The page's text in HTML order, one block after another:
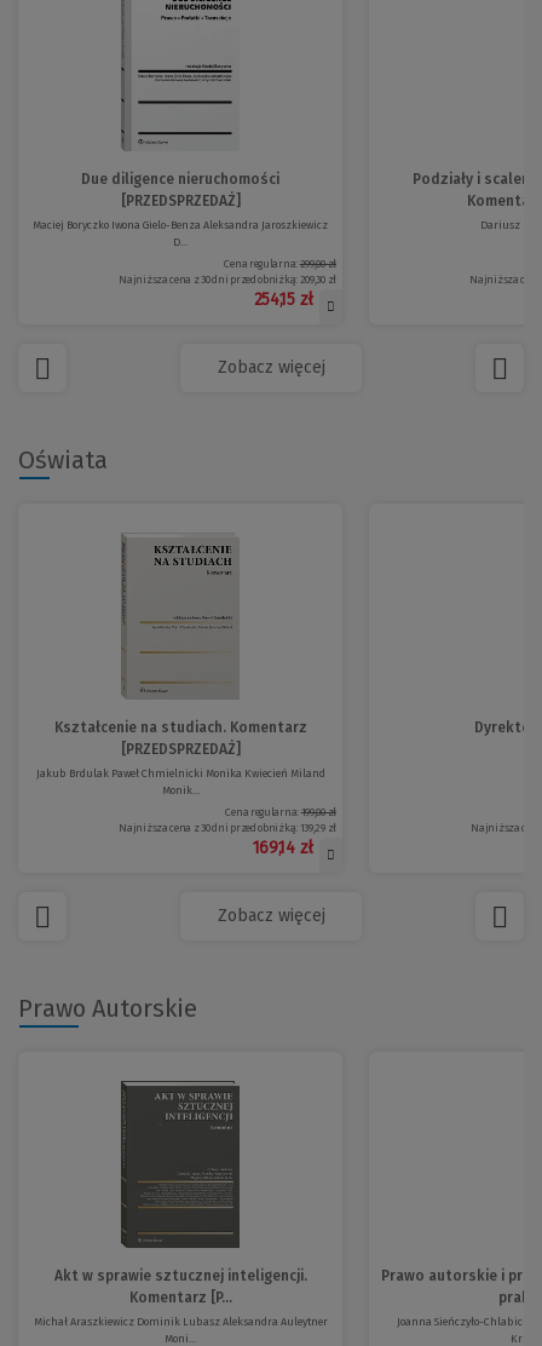
Due diligence nieruchomości
[PRZEDSPRZEDAŻ]
Maciej Boryczko Iwona Gielo-Benza Aleksandra Jaroszkiewicz
D...
Cena regularna:299,00 zł
Najniższa cena z 30 dni przed obniżką: 209,30 zł
254,15 zł
Podziały i
Dariusz
Najniższa
Zobacz więcej
Oświata
Kształcenie na studiach. Komentarz
[PRZEDSPRZEDAŻ]
Jakub Brdulak Paweł Chmielnicki Monika Kwiecień Miland
Monik...
Cena regularna:199,00 zł
Najniższa cena z 30 dni przed obniżką: 139,29 zł
169,14 zł
Dyrektor
Najniższa
Zobacz więcej
Prawo Autorskie
Akt w sprawie sztucznej inteligencji.
Komentarz [P...
Michał Araszkiewicz Dominik Lubasz Aleksandra Auleytner
Moni...
Prawo autorskie i
Joanna Sieńczyło-Chlabicz